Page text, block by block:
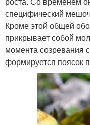
специфический
Кроме этой общей
прикрывает собой
момента созревания
формируется поясок